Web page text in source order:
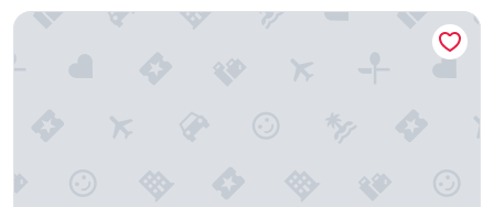
n
lDiamond Residence